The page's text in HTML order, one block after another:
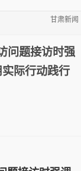
甘肃新闻
问题接访时强
际行动践行